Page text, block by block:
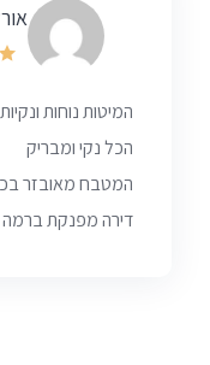
המיטות נוחות ונקיות
הכל נקי ומבריק
המטבח מאובזר
דירה מפנקת ברמה